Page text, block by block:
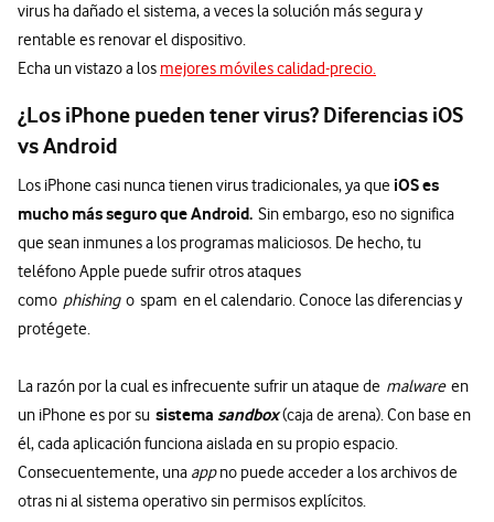
virus ha dañado el sistema, a veces la solución más segura y
rentable es renovar el dispositivo.
Echa un vistazo a los mejores móviles calidad-precio.
¿Los iPhone pueden tener virus? Diferencias iOS
vs Android
Los iPhone casi nunca tienen virus tradicionales, ya que iOS es
mucho más seguro que Android. Sin embargo, eso no significa
que sean inmunes a los programas maliciosos. De hecho, tu
teléfono Apple puede sufrir otros ataques
como phishingo spam en el calendario. Conoce las diferencias y
protégete.
La razón por la cual es infrecuente sufrir un ataque de malwareen
un iPhone es por su sistema sandbox(caja de arena). Con base en
él, cada aplicación funciona aislada en su propio espacio.
Consecuentemente, una appno puede acceder a los archivos de
otras ni al sistema operativo sin permisos explícitos.